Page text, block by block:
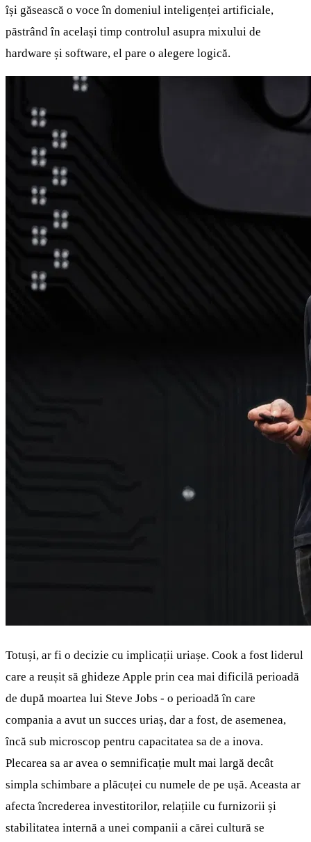
își găsească o voce în domeniul inteligenței artificiale,
păstrând în același timp controlul asupra mixului de
hardware și software, el pare o alegere logică.
Totuși, ar fi o decizie cu implicații uriașe. Cook a fost liderul
care a reușit să ghideze Apple prin cea mai dificilă perioadă
de după moartea lui Steve Jobs - o perioadă în care
compania a avut un succes uriaș, dar a fost, de asemenea,
încă sub microscop pentru capacitatea sa de a inova.
Plecarea sa ar avea o semnificație mult mai largă decât
simpla schimbare a plăcuței cu numele de pe ușă. Aceasta ar
afecta încrederea investitorilor, relațiile cu furnizorii și
stabilitatea internă a unei companii a cărei cultură se